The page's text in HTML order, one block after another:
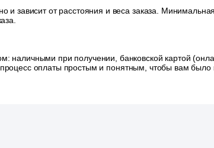
и зависит от расстояния и веса заказа.
наличными при получении, банковской картой
оплаты простым и понятным, чтобы вам